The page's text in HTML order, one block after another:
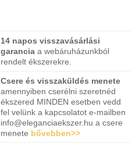
14 napos visszavásárlási
garanciaa webáruházunkból
rendelt ékszerekre.
Csere és visszaküldés menete
amennyiben cserélni szeretnéd
ékszered MINDEN esetben vedd
fel velünk a kapcsolatot e-mailben
info@eleganciaekszer.hu a csere
menete bővebben>>